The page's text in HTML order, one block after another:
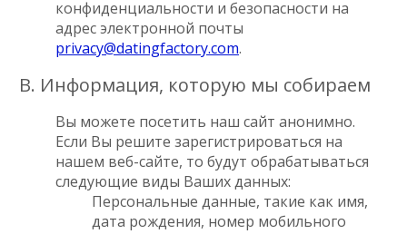
конфиденциальности и безопасности на
адрес электронной почты
privacy@datingfactory.com.
B. Информация, которую мы собираем
Вы можете посетить наш сайт анонимно.
Если Вы решите зарегистрироваться на
нашем веб-сайте, то будут обрабатываться
следующие виды Ваших данных:
Персональные данные, такие как имя,
дата рождения, номер мобильного